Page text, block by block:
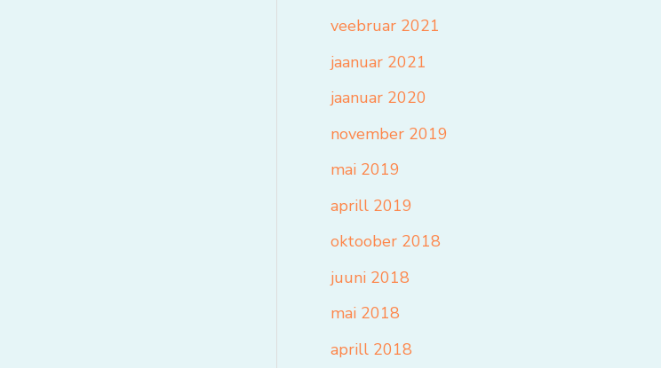
veebruar 2021
jaanuar 2021
jaanuar 2020
november 2019
mai 2019
aprill 2019
oktoober 2018
juuni 2018
mai 2018
aprill 2018